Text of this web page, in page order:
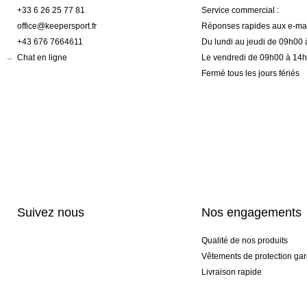
+33 6 26 25 77 81
office@keepersport.fr
+43 676 7664611
Chat en ligne
Service commercial :
Réponses rapides aux e-
Du lundi au jeudi de 09h00
Le vendredi de 09h00 à
Fermé tous les jours fériés
Suivez nous Nos engagements
Qualité de nos produits
Vêtements de protection
Livraison rapide